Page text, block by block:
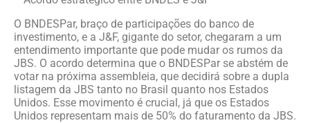
O BNDESPar, braço de participações do banco de
investimento, e a J&F, gigante do setor, chegaram a um
entendimento importante que pode mudar os rumos da
JBS. O acordo determina que o BNDESPar se abstém de
votar na próxima assembleia, que decidirá sobre a dupla
listagem da JBS tanto no Brasil quanto nos Estados
Unidos. Esse movimento é crucial, já que os Estados
Unidos representam mais de 50% do faturamento da JBS.